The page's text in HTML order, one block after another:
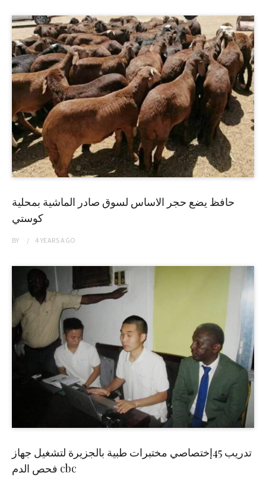
حافظ يضع حجر الاساس لسوق صادر الماشية بمحلية
كوستي
BY 4 YEARSAGO
تدريب 45إختصاصي مختبرات طبية بالجزيرة لتشغيل جهاز
فحص الدم cbc